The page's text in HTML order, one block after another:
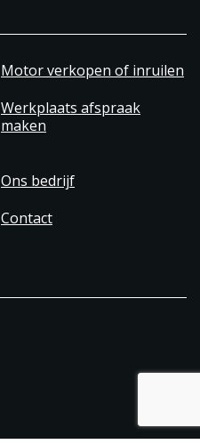
Motor verkopen of inruilen
Werkplaats afspraak
maken
Ons bedrijf
Contact